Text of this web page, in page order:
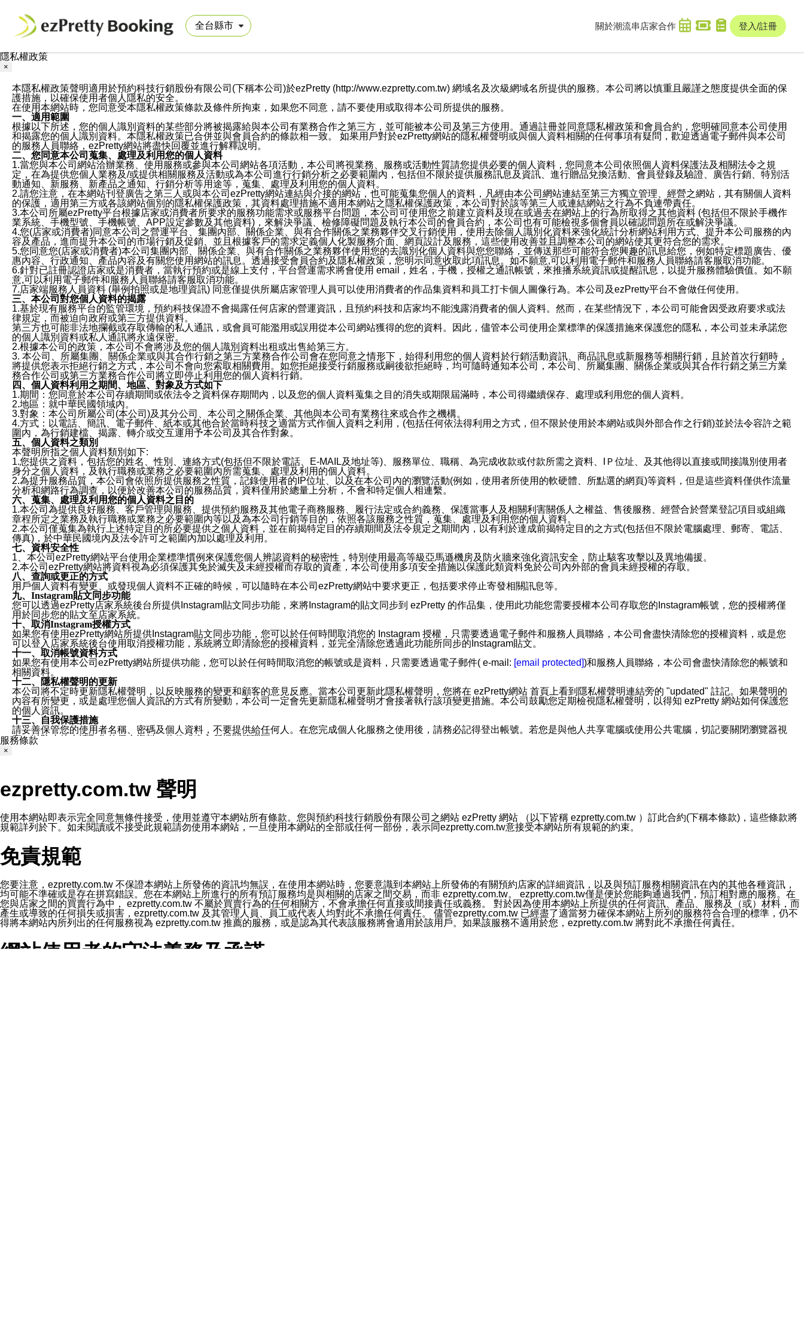
關於潮流串 店家合作 登入/註冊
隱私權政策
×
本隱私權政策聲明適用於預約科技行銷股份有限公司(下稱本公司)於ezPretty (http://www.ezpretty.com.tw) 網域名及次級網域名所提供的服務。本公司將以慎重且嚴謹之態度提供全面的保
護措施，以確保使用者個人隱私的安全。
在使用本網站時，您同意受本隱私權政策條款及條件所拘束，如果您不同意，請不要使用或取得本公司所提供的服務。
一、適用範圍
根據以下所述，您的個人識別資料的某些部分將被揭露給與本公司有業務合作之第三方，並可能被本公司及第三方使用。通過註冊並同意隱私權政策和會員合約，您明確同意本公司使用
和揭露您的個人識別資料。本隱私權政策已合併並與會員合約的條款相一致。 如果用戶對於ezPretty網站的隱私權聲明或與個人資料相關的任何事項有疑問，歡迎透過電子郵件與本公司
的服務人員聯絡，ezPretty網站將盡快回覆並進行解釋說明。
二、您同意本公司蒐集、處理及利用您的個人資料
1.當您與本公司網站洽辦業務、使用服務或參與本公司網站各項活動，本公司將視業務、服務或活動性質請您提供必要的個人資料，您同意本公司依照個人資料保護法及相關法令之規
定，在為提供您個人業務及/或提供相關服務及活動或為本公司進行行銷分析之必要範圍內，包括但不限於提供服務訊息及資訊、進行贈品兌換活動、會員登錄及驗證、廣告行銷、特別活
動通知、新服務、新產品之通知、行銷分析等用途等，蒐集、處理及利用您的個人資料。
2.請您注意，在本網站刊登廣告之第三人或與本公司ezPretty網站連結與介接的網站，也可能蒐集您個人的資料，凡經由本公司網站連結至第三方獨立管理、經營之網站，其有關個人資料
的保護，適用第三方或各該網站個別的隱私權保護政策，其資料處理措施不適用本網站之隱私權保護政策，本公司對於該等第三人或連結網站之行為不負連帶責任。
3.本公司所屬ezPretty平台根據店家或消費者所要求的服務功能需求或服務平台問題，本公司可使用您之前建立資料及現在或過去在網站上的行為所取得之其他資料 (包括但不限於手機作
業系統、手機型號、手機帳號、APP設定參數及其他資料)，來解決爭議、檢修障礙問題及執行本公司的會員合約，本公司也有可能檢視多個會員以確認問題所在或解決爭議。
4.您(店家或消費者)同意本公司之營運平台、集團內部、關係企業、與有合作關係之業務夥伴交叉行銷使用，使用去除個人識別化資料來強化統計分析網站利用方式、提升本公司服務的內
容及產品，進而提升本公司的市場行銷及促銷、並且根據客戶的需求定義個人化製服務介面、網頁設計及服務，這些使用改善並且調整本公司的網站使其更符合您的需求。
5.您同意您(店家或消費者)本公司集團內部、關係企業、與有合作關係之業務夥伴使用您的去識別化個人資料與您您聯絡，並傳送那些可能符合您興趣的訊息給您，例如特定標題廣告、優
惠內容、行政通知、產品內容及有關您使用網站的訊息。透過接受會員合約及隱私權政策，您明示同意收取此項訊息。如不願意,可以利用電子郵件和服務人員聯絡請客服取消功能。
6.針對已註冊認證店家或是消費者，當執行預約或是線上支付，平台營運需求將會使用 email，姓名，手機，授權之通訊帳號，來推播系統資訊或提醒訊息，以提升服務體驗價值。如不願
意,可以利用電子郵件和服務人員聯絡請客服取消功能。
7.店家端服務人員資料 (舉例拍照或是地理資訊) 同意僅提供所屬店家管理人員可以使用消費者的作品集資料和員工打卡個人圖像行為。本公司及ezPretty平台不會做任何使用。
三、本公司對您個人資料的揭露
1.基於現有服務平台的監管環境，預約科技保證不會揭露任何店家的營運資訊，且預約科技和店家均不能洩露消費者的個人資料。然而，在某些情況下，本公司可能會因受政府要求或法
律規定，而被迫向政府或第三方提供資料。
第三方也可能非法地攔截或存取傳輸的私人通訊，或會員可能濫用或誤用從本公司網站獲得的您的資料。因此，儘管本公司使用企業標準的保護措施來保護您的隱私，本公司並未承諾您
的個人識別資料或私人通訊將永遠保密。
2.根據本公司的政策，本公司不會將涉及您的個人識別資料出租或出售給第三方。
3. 本公司、所屬集團、關係企業或與其合作行銷之第三方業務合作公司會在您同意之情形下，始得利用您的個人資料於行銷活動資訊、商品訊息或新服務等相關行銷，且於首次行銷時，
將提供您表示拒絕行銷之方式，本公司不會向您索取相關費用。如您拒絕接受行銷服務或嗣後欲拒絕時，均可隨時通知本公司，本公司、所屬集團、關係企業或與其合作行銷之第三方業
務合作公司或第三方業務合作公司將立即停止利用您的個人資料行銷。
四、個人資料利用之期間、地區、對象及方式如下
1.期間：您同意於本公司存續期間或依法令之資料保存期間內，以及您的個人資料蒐集之目的消失或期限屆滿時，本公司得繼續保存、處理或利用您的個人資料。
2.地區：就中華民國領域內。
3.對象：本公司所屬公司(本公司)及其分公司、本公司之關係企業、其他與本公司有業務往來或合作之機構。
4.方式：以電話、簡訊、電子郵件、紙本或其他合於當時科技之適當方式作個人資料之利用，(包括任何依法得利用之方式，但不限於使用於本網站或與外部合作之行銷)並於法令容許之範
圍內，為行銷建檔、揭露、轉介或交互運用予本公司及其合作對象。
五、個人資料之類別
本聲明所指之個人資料類別如下:
1.您提供之資料，包括您的姓名、性別、連絡方式(包括但不限於電話、E-MAIL及地址等)、服務單位、職稱、為完成收款或付款所需之資料、IＰ位址、及其他得以直接或間接識別使用者
身分之個人資料，及執行職務或業務之必要範圍內所需蒐集、處理及利用的個人資料。
2.為提升服務品質，本公司會依照所提供服務之性質，記錄使用者的IP位址、以及在本公司內的瀏覽活動(例如，使用者所使用的軟硬體、所點選的網頁)等資料，但是這些資料僅供作流量
分析和網路行為調查，以便於改善本公司的服務品質，資料僅用於總量上分析，不會和特定個人相連繫。
六、蒐集、處理及利用您的個人資料之目的
1.本公司為提供良好服務、客戶管理與服務、提供預約服務及其他電子商務服務、履行法定或合約義務、保護當事人及相關利害關係人之權益、售後服務、經營合於營業登記項目或組織
章程所定之業務及執行職務或業務之必要範圍內等以及為本公司行銷等目的，依照各該服務之性質，蒐集、處理及利用您的個人資料。
2.本公司僅蒐集為執行上述特定目的所必要提供之個人資料，並在前揭特定目的存續期間及法令規定之期間內，以有利於達成前揭特定目的之方式(包括但不限於電腦處理、郵寄、電話、
傳真)，於中華民國境內及法令許可之範圍內加以處理及利用。
七、資料安全性
1、本公司ezPretty網站平台使用企業標準慣例來保護您個人辨認資料的秘密性，特別使用最高等級亞馬遜機房及防火牆來強化資訊安全，防止駭客攻擊以及異地備援。
2.本公司ezPretty網站將資料視為必須保護其免於滅失及未經授權而存取的資產，本公司使用多項安全措施以保護此類資料免於公司內外部的會員未經授權的存取。
八、查詢或更正的方式
用戶個人資料有變更、或發現個人資料不正確的時候，可以隨時在本公司ezPretty網站中要求更正，包括要求停止寄發相關訊息等。
九、Instagram貼文同步功能
您可以透過ezPretty店家系統後台所提供Instagram貼文同步功能，來將Instagram的貼文同步到 ezPretty 的作品集，使用此功能您需要授權本公司存取您的Instagram帳號，您的授權將僅
用於同步您的貼文至店家系統。
十、取消Instagram授權方式
如果您有使用ezPretty網站所提供Instagram貼文同步功能，您可以於任何時間取消您的 Instagram 授權，只需要透過電子郵件和服務人員聯絡，本公司會盡快清除您的授權資料，或是您
可以登入店家系統後台使用取消授權功能，系統將立即清除您的授權資料，並完全清除您透過此功能所同步的Instagram貼文。
十一、取消帳號資料方式
如果您有使用本公司ezPretty網站所提供功能，您可以於任何時間取消您的帳號或是資料，只需要透過電子郵件( e-mail: [email protected])和服務人員聯絡，本公司會盡快清除您的帳號和
相關資料。
十二、隱私權聲明的更新
本公司將不定時更新隱私權聲明，以反映服務的變更和顧客的意見反應。當本公司更新此隱私權聲明，您將在 ezPretty網站 首頁上看到隱私權聲明連結旁的 "updated" 註記。如果聲明的
內容有所變更，或是處理您個人資訊的方式有所變動，本公司一定會先更新隱私權聲明才會接著執行該項變更措施。本公司鼓勵您定期檢視隱私權聲明，以得知 ezPretty 網站如何保護您
的個人資訊。
十三、自我保護措施
請妥善保管您的使用者名稱、密碼及個人資料，不要提供給任何人。在您完成個人化服務之使用後，請務必記得登出帳號。若您是與他人共享電腦或使用公共電腦，切記要關閉瀏覽器視
窗，以防止他人讀取您的個人資料、信件或進入所機關管理區。
本公司/本服務將以通知型訊息傳送重要訊息給您。即使未加入本公司/本服務好友，您仍可接收到通知型訊息。
本公司/本服務傳送之通知型訊息以對您有效且重要的訊息為限，以廣告或其他目的的訊息皆不會被傳送。滿足以下三個條件者，將可收到通知型訊息。
2.該 LINE 帳號已在 LINE APP 設定中，同意接收通知型訊息。
3.LINE 帳號未封鎖傳送訊息之 LINE 官方帳號。
欲變更通知型訊息的設定，操作如下：
1.點選「主頁」＞「設定」
2.點選「隱私設定」
3.點選「提供使用資料」
5.開關「接收LINE通知型訊息」
❗️關閉「接收通知型訊息」後，將不會接收到來自任何企業官方帳號或認證官方帳號的通知型訊息。
服務條款
×
ezpretty.com.tw 聲明
使用本網站即表示完全同意無條件接受，使用並遵守本網站所有條款。您與預約科技行銷股份有限公司之網站 ezPretty 網站 （以下皆稱 ezpretty.com.tw ）訂此合約(下稱本條款)，這些條款將
規範詳列於下。如未閱讀或不接受此規範請勿使用本網站，一旦使用本網站的全部或任何一部份，表示同ezpretty.com.tw意接受本網站所有規範的約束。
免責規範
您要注意，ezpretty.com.tw 不保證本網站上所發佈的資訊均無誤，在使用本網站時，您要意識到本網站上所發佈的有關預約店家的詳細資訊，以及與預訂服務相關資訊在內的其他各種資訊，
均可能不準確或是存在拼寫錯誤。您在本網站上所進行的所有預訂服務均是與相關的店家之間交易，而非 ezpretty.com.tw。 ezpretty.com.tw僅是便於您能夠通過我們，預訂相對應的服務。在
您與店家之間的買賣行為中， ezpretty.com.tw 不屬於買賣行為的任何相關方，不會承擔任何直接或間接責任或義務。 對於因為使用本網站上所提供的任何資訊、產品、服務及（或）材料，而
產生或導致的任何損失或損害，ezpretty.com.tw 及其管理人員、員工或代表人均對此不承擔任何責任。 儘管ezpretty.com.tw 已經盡了適當努力確保本網站上所列的服務符合合理的標準，仍不
得將本網站內所列出的任何服務視為 ezpretty.com.tw 推薦的服務，或是認為其代表該服務將會適用於該用戶。如果該服務不適用於您，ezpretty.com.tw 將對此不承擔任何責任。
網站使用者的守法義務及承諾